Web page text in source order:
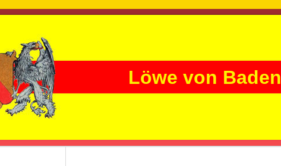
Löwe von Baden